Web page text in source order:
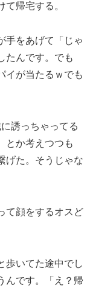
帰宅する。
手をあげて「じゃ
たんです。でも
イが当たるｗでも
誘っちゃってる
とか考えつつも
げた。そうじゃな
て顔をするオスど
歩いてた途中でし
んです。「え？帰